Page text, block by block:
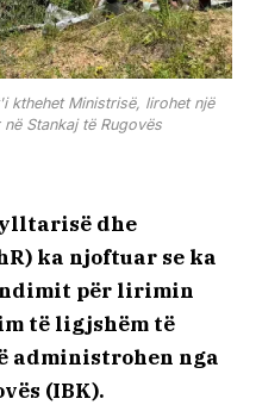
kthehet Ministrisë, lirohet një
Stankaj të Rugovës
dhe
ka njoftuar se ka
për lirimin
të ligjshëm të
administrohen nga
(IBK).